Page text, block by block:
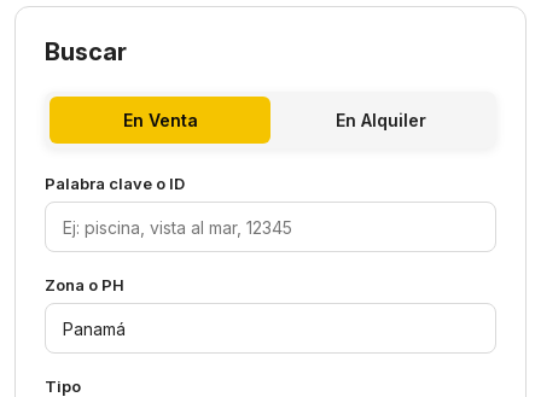
Buscar
En Venta En Alquiler
Palabra clave o ID
Zona o PH
Tipo